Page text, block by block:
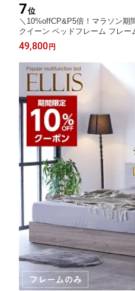
7位
＼10%offCP&P5倍！マラソン期
クイーン ベッドフレーム フレ
ト フロアベッド ローベッド 木
ト コンセント付き USB充電
49,800 円